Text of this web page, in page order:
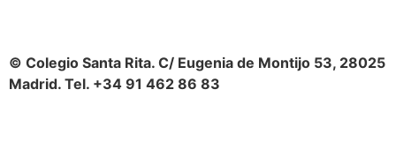
© Colegio Santa Rita. C/ Eugenia de Montijo 53, 28025
Madrid. Tel. +34 91 462 86 83